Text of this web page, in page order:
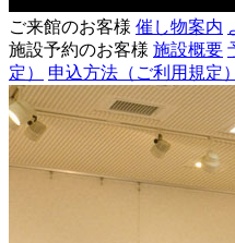
ご来館のお客様 催し物案内
施設予約のお客様 施設概要
定）
申込方法 （ご利用規定）